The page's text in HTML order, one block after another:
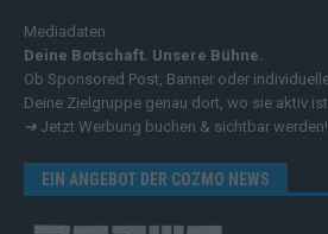
Mediadaten
Deine Botschaft. Unsere Bühne.
Ob Sponsored Post, Banner oder
Deine Zielgruppe genau dort, wo sie aktiv ist.
➔ Jetzt Werbung buchen & sichtbar werden!
EIN ANGEBOT DER COZMO NEWS